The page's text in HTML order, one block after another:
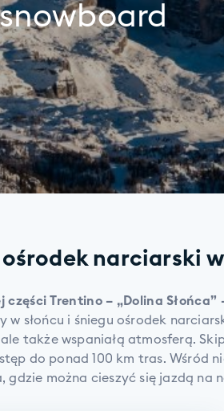
narciarski
Trentino – „Dolina
w słońcu i śniegu ośrodek
także wspaniałą atmosferą.
do ponad 100 km tras. Wśród
gdzie można cieszyć się jazdą na